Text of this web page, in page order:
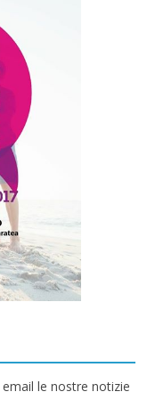
le nostre notizie